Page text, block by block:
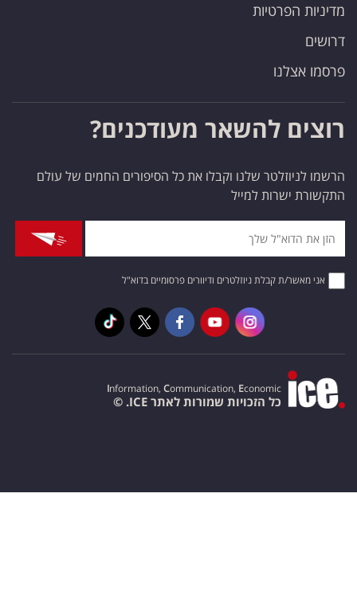
מדיניות הפרטיות
דרושים
פרסמו אצלנו
רוצים להשאר מעודכנים?
הרשמו לניוזלטר שלנו וקבלו את כל הסיפורים החמים של עולם
התקשורת ישרות למייל
אני מאשר/ת קבלת ניוזלטרים ודיוורים פרסומיים בדוא"ל
Information, Communication, Economic
כל הזכויות שמורות לאתר ICE. ©